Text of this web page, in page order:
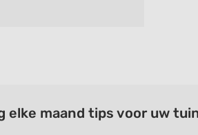
elke maand tips voor uw